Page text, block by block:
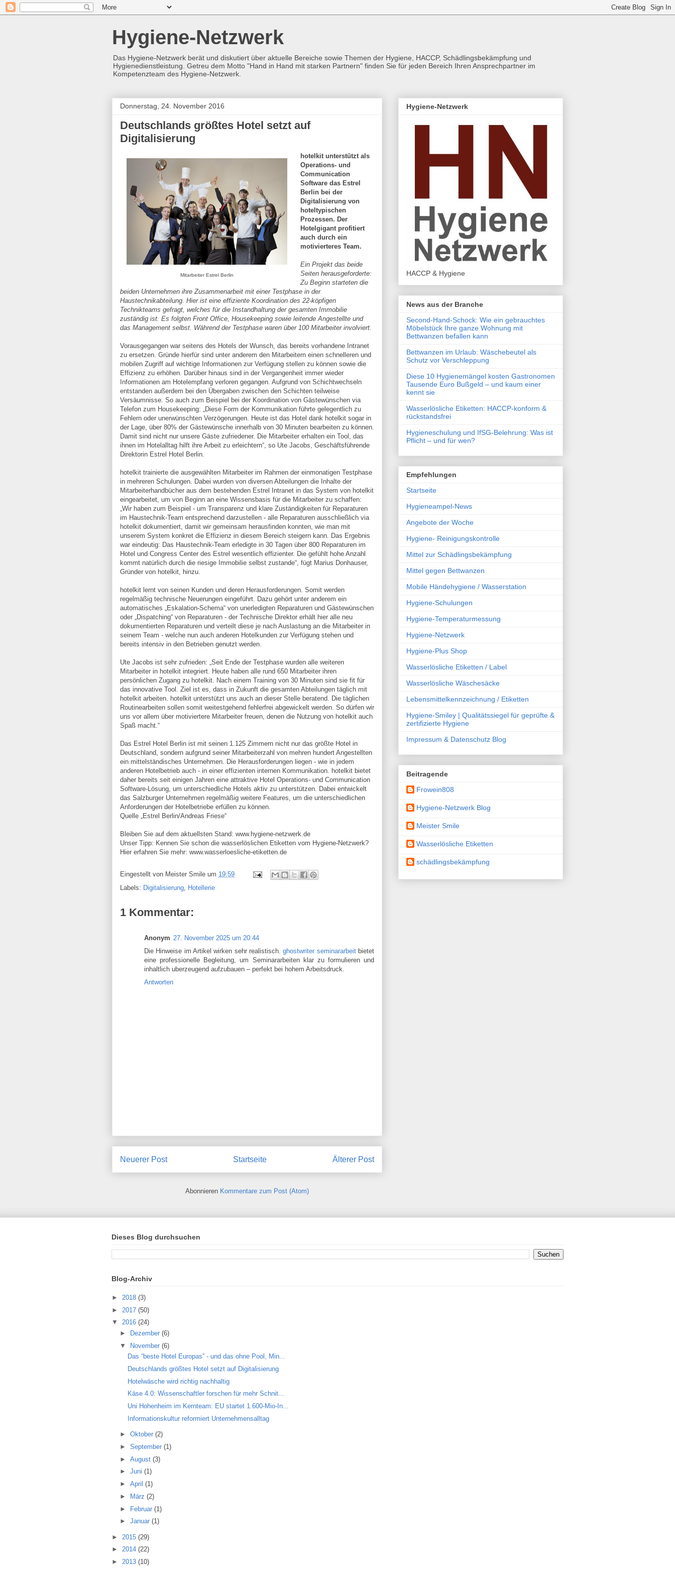
Hygiene-Netzwerk
Das Hygiene-Netzwerk berät und diskutiert über aktuelle Bereiche sowie Themen der Hygiene, HACCP, Schädlingsbekämpfung und
Hygienedienstleistung. Getreu dem Motto "Hand in Hand mit starken Partnern" finden Sie für jeden Bereich Ihren Ansprechpartner im
Kompetenzteam des Hygiene-Netzwerk.
Donnerstag, 24. November 2016
Deutschlands größtes Hotel setzt auf
Digitalisierung
Mitarbeiter Estrel Berlin
hotelkit unterstützt als
Operations- und
Communication
Software das Estrel
Berlin bei der
Digitalisierung von
hoteltypischen
Prozessen. Der
Hotelgigant profitiert
auch durch ein
motivierteres Team.
Ein Projekt das beide
Seiten herausgeforderte:
Zu Beginn starteten die
beiden Unternehmen ihre Zusammenarbeit mit einer Testphase in der
Haustechnikabteilung. Hier ist eine effiziente Koordination des 22-köpfigen
Technikteams gefragt, welches für die Instandhaltung der gesamten Immobilie
zuständig ist. Es folgten Front Office, Housekeeping sowie leitende Angestellte und
das Management selbst. Während der Testphase waren über 100 Mitarbeiter involviert.
Vorausgegangen war seitens des Hotels der Wunsch, das bereits vorhandene Intranet
zu ersetzen. Gründe hierfür sind unter anderem den Mitarbeitern einen schnelleren und
mobilen Zugriff auf wichtige Informationen zur Verfügung stellen zu können sowie die
Effizienz zu erhöhen. Darüber hinaus sind in der Vergangenheit immer wieder
Informationen am Hotelempfang verloren gegangen. Aufgrund von Schichtwechseln
entstanden außerdem bei den Übergaben zwischen den Schichten teilweise
Versäumnisse. So auch zum Beispiel bei der Koordination von Gästewünschen via
Telefon zum Housekeeping: „Diese Form der Kommunikation führte gelegentlich zu
Fehlern oder unerwünschten Verzögerungen. Heute ist das Hotel dank hotelkit sogar in
der Lage, über 80% der Gästewünsche innerhalb von 30 Minuten bearbeiten zu können.
Damit sind nicht nur unsere Gäste zufriedener. Die Mitarbeiter erhalten ein Tool, das
ihnen im Hotelalltag hilft ihre Arbeit zu erleichtern“, so Ute Jacobs, Geschäftsführende
Direktorin Estrel Hotel Berlin.
hotelkit trainierte die ausgewählten Mitarbeiter im Rahmen der einmonatigen Testphase
in mehreren Schulungen. Dabei wurden von diversen Abteilungen die Inhalte der
Mitarbeiterhandbücher aus dem bestehenden Estrel Intranet in das System von hotelkit
eingearbeitet, um von Beginn an eine Wissensbasis für die Mitarbeiter zu schaffen:
„Wir haben zum Beispiel - um Transparenz und klare Zuständigkeiten für Reparaturen
im Haustechnik-Team entsprechend darzustellen - alle Reparaturen ausschließlich via
hotelkit dokumentiert, damit wir gemeinsam herausfinden konnten, wie man mit
unserem System konkret die Effizienz in diesem Bereich steigern kann. Das Ergebnis
war eindeutig: Das Haustechnik-Team erledigte in 30 Tagen über 800 Reparaturen im
Hotel und Congress Center des Estrel wesentlich effizienter. Die gefühlt hohe Anzahl
kommt natürlich durch die riesige Immobilie selbst zustande“, fügt Marius Donhauser,
Gründer von hotelkit, hinzu.
hotelkit lernt von seinen Kunden und deren Herausforderungen. Somit werden
regelmäßig technische Neuerungen eingeführt. Dazu gehört unter anderem ein
automatisches „Eskalation-Schema“ von unerledigten Reparaturen und Gästewünschen
oder „Dispatching“ von Reparaturen - der Technische Direktor erhält hier alle neu
dokumentierten Reparaturen und verteilt diese je nach Auslastung an die Mitarbeiter in
seinem Team - welche nun auch anderen Hotelkunden zur Verfügung stehen und
bereits intensiv in den Betrieben genutzt werden.
Ute Jacobs ist sehr zufrieden: „Seit Ende der Testphase wurden alle weiteren
Mitarbeiter in hotelkit integriert. Heute haben alle rund 650 Mitarbeiter ihren
persönlichen Zugang zu hotelkit. Nach einem Training von 30 Minuten sind sie fit für
das innovative Tool. Ziel ist es, dass in Zukunft die gesamten Abteilungen täglich mit
hotelkit arbeiten. hotelkit unterstützt uns auch an dieser Stelle beratend. Die täglichen
Routinearbeiten sollen somit weitestgehend fehlerfrei abgewickelt werden. So dürfen wir
uns vor allem über motiviertere Mitarbeiter freuen, denen die Nutzung von hotelkit auch
Spaß macht.“
Das Estrel Hotel Berlin ist mit seinen 1.125 Zimmern nicht nur das größte Hotel in
Deutschland, sondern aufgrund seiner Mitarbeiterzahl von mehren hundert Angestellten
ein mittelständisches Unternehmen. Die Herausforderungen liegen - wie in jedem
anderen Hotelbetrieb auch - in einer effizienten internen Kommunikation. hotelkit bietet
daher bereits seit einigen Jahren eine attraktive Hotel Operations- und Communication
Software-Lösung, um unterschiedliche Hotels aktiv zu unterstützen. Dabei entwickelt
das Salzburger Unternehmen regelmäßig weitere Features, um die unterschiedlichen
Anforderungen der Hotelbetriebe erfüllen zu können.
Quelle „Estrel Berlin/Andreas Friese“
Bleiben Sie auf dem aktuellsten Stand: www.hygiene-netzwerk.de
Unser Tipp: Kennen Sie schon die wasserlöslichen Etiketten vom Hygiene-Netzwerk?
Hier erfahren Sie mehr: www.wasserloesliche-etiketten.de
Eingestellt von Meister Smile um 19:59
Labels: Digitalisierung, Hotellerie
1 Kommentar:
Anonym 27. November 2025 um 20:44
Die Hinweise im Artikel wirken sehr realistisch.ghostwriter seminararbeitbietet
eine professionelle Begleitung, um Seminararbeiten klar zu formulieren und
inhaltlich uberzeugend aufzubauen – perfekt bei hohem Arbeitsdruck.
Antworten
Neuerer Post Älterer Post
Startseite
Abonnieren Kommentare zum Post (Atom)
Hygiene-Netzwerk
HACCP & Hygiene
News aus der Branche
Second-Hand-Schock: Wie ein gebrauchtes
Möbelstück Ihre ganze Wohnung mit
Bettwanzen befallen kann
Bettwanzen im Urlaub: Wäschebeutel als
Schutz vor Verschleppung
Diese 10 Hygienemängel kosten Gastronomen
Tausende Euro Bußgeld – und kaum einer
kennt sie
Wasserlösliche Etiketten: HACCP-konform &
rückstandsfrei
Hygieneschulung und IfSG-Belehrung: Was ist
Pflicht – und für wen?
Empfehlungen
Startseite
Hygieneampel-News
Angebote der Woche
Hygiene- Reinigungskontrolle
Mittel zur Schädlingsbekämpfung
Mittel gegen Bettwanzen
Mobile Händehygiene / Wasserstation
Hygiene-Schulungen
Hygiene-Temperaturmessung
Hygiene-Netzwerk
Hygiene-Plus Shop
Wasserlösliche Etiketten / Label
Wasserlösliche Wäschesäcke
Lebensmittelkennzeichnung / Etiketten
Hygiene-Smiley | Qualitätssiegel für geprüfte &
zertifizierte Hygiene
Impressum & Datenschutz Blog
Beitragende
Frowein808
Hygiene-Netzwerk Blog
Meister Smile
Wasserlösliche Etiketten
schädlingsbekämpfung
Dieses Blog durchsuchen
Blog-Archiv
► 2018 (3)
► 2017 (50)
▼ 2016 (24)
►
Dezember (6)
▼ November (6)
Das “beste Hotel Europas” - und das ohne Pool, Min...
Deutschlands größtes Hotel setzt auf Digitalisierung
Hotelwäsche wird richtig nachhaltig
Käse 4.0: Wissenschaftler forschen für mehr Schnit...
Uni Hohenheim im Kernteam: EU startet 1.600-Mio-In...
Informationskultur reformiert Unternehmensalltag
► Oktober (2)
► September (1)
► August (3)
► Juni (1)
► April (1)
►
März (2)
► Februar (1)
► Januar (1)
► 2015 (29)
► 2014 (22)
► 2013 (10)